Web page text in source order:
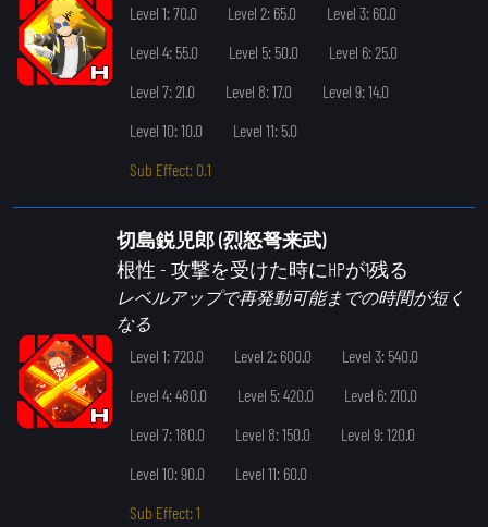
Level 1: 70.0
Level 2: 65.0
Level 3: 60.0
Level 4: 55.0
Level 5: 50.0
Level 6: 25.0
Level 7: 21.0
Level 8: 17.0
Level 9: 14.0
Level 10: 10.0
Level 11: 5.0
Sub Effect: 0.1
切島鋭児郎 (烈怒弩来武)
根性 - 攻撃を受けた時にHPが1残る
レベルアップで再発動可能までの時間が短く
なる
Level 1: 720.0
Level 2: 600.0
Level 3: 540.0
Level 4: 480.0
Level 5: 420.0
Level 6: 210.0
Level 7: 180.0
Level 8: 150.0
Level 9: 120.0
Level 10: 90.0
Level 11: 60.0
Sub Effect: 1